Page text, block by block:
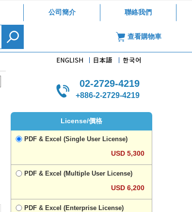
公司簡介 聯絡我們
查看購物車
02-2729-4219
+886-2-2729-4219
License/價格
PDF & Excel (Single User License)
USD 5,300
PDF & Excel (Multiple User License)
USD 6,200
PDF & Excel (Enterprise License)